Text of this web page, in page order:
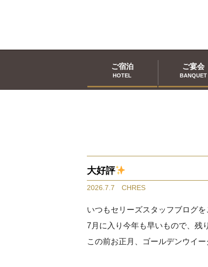
ご宿泊
HOTEL
ご宴会
BANQUET
大好評
2026.7.7 CHRES
いつもセリーズスタッフブログ
7月に入り今年も早いもので、残
この前お正月、ゴールデンウイ